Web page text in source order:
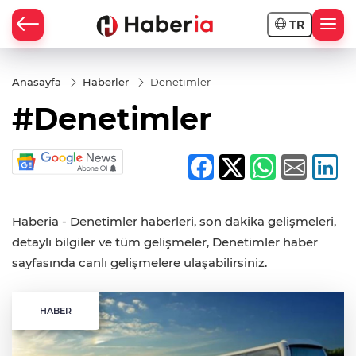
TR
Anasayfa Haberler Denetimler
#Denetimler
Haberia - Denetimler haberleri, son dakika gelişmeleri,
detaylı bilgiler ve tüm gelişmeler, Denetimler haber
sayfasında canlı gelişmelere ulaşabilirsiniz.
HABER